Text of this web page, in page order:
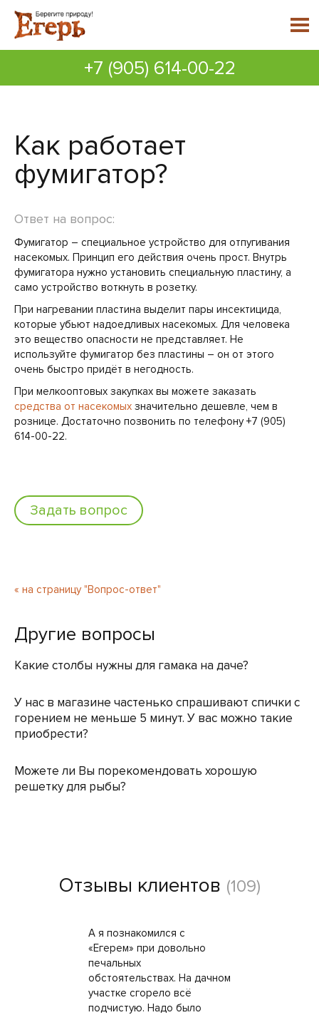
+7 (905) 614-00-22
Как работает
фумигатор?
Ответ на вопрос:
Фумигатор – специальное устройство для отпугивания
насекомых. Принцип его действия очень прост. Внутрь
фумигатора нужно установить специальную пластину, а
само устройство воткнуть в розетку.
При нагревании пластина выделит пары инсектицида,
которые убьют надоедливых насекомых. Для человека
это вещество опасности не представляет. Не
используйте фумигатор без пластины – он от этого
очень быстро придёт в негодность.
При мелкооптовых закупках вы можете заказать
средства от насекомых значительно дешевле, чем в
рознице. Достаточно позвонить по телефону +7 (905)
614-00-22.
Задать вопрос
« на страницу "Вопрос-ответ"
Другие вопросы
Какие столбы нужны для гамака на даче?
У нас в магазине частенько спрашивают спички с
горением не меньше 5 минут. У вас можно такие
приобрести?
Можете ли Вы порекомендовать хорошую
решетку для рыбы?
Отзывы клиентов (109)
А я познакомился с
«Егерем» при довольно
печальных
обстоятельствах. На дачном
участке сгорело всё
подчистую. Надо было